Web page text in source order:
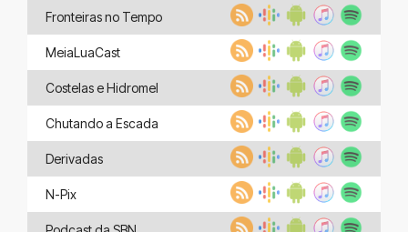
Fronteiras no Tempo
MeiaLuaCast
Costelas e Hidromel
Chutando a Escada
Derivadas
N-Pix